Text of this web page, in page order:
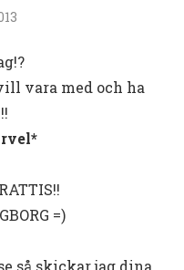
vara med och ha
=)
så skickar jag dina